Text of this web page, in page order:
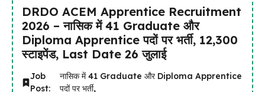
DRDO ACEM Apprentice Recruitment
2026 – नासिक में 41 Graduate और
Diploma Apprentice पदों पर भर्ती, ₹12,300
स्टाइपेंड, Last Date 26 जुलाई
Job
Post:
नासिक में 41 Graduate और Diploma Apprentice
पदों पर भर्ती, ₹